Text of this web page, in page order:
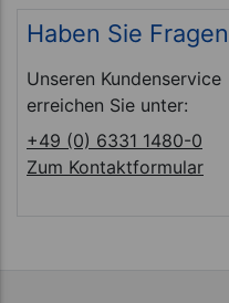
Haben Sie
Unseren Kundenservice
erreichen Sie unter:
+49 (0) 6331 1480-0
Zum Kontaktformular